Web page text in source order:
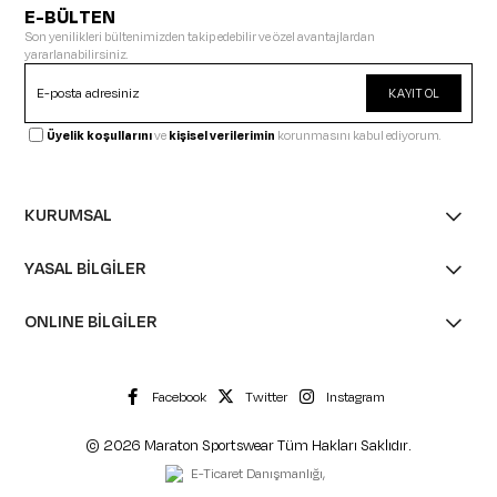
E-BÜLTEN
Son yenilikleri bültenimizden takip edebilir ve özel avantajlardan
yararlanabilirsiniz.
KAYIT OL
Üyelik koşullarınıvekişisel verilerimin korunmasını kabul ediyorum.
KURUMSAL
YASAL BİLGİLER
ONLINE BİLGİLER
Facebook Twitter Instagram
© 2026 Maraton Sportswear Tüm Hakları Saklıdır.